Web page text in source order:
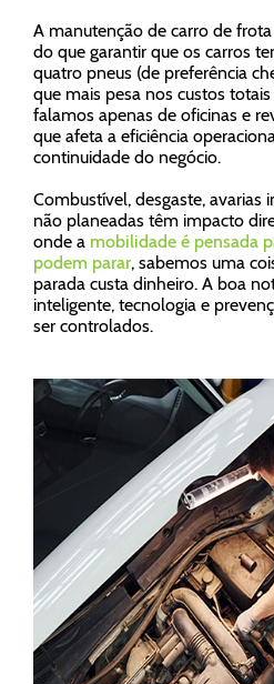
A manutenção de carro de
do que garantir que os carros
quatro pneus (de preferência
que mais pesa nos custos
falamos apenas de oficinas e
que afeta a eficiência
continuidade do negócio.
Combustível, desgaste, avarias
não planeadas têm impacto
onde a mobilidade é pensada
podem parar, sabemos uma
parada custa dinheiro. A boa
inteligente, tecnologia e
ser controlados.